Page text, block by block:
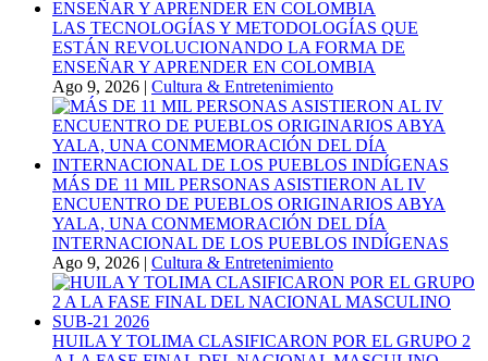
LAS TECNOLOGÍAS Y METODOLOGÍAS QUE
ESTÁN REVOLUCIONANDO LA FORMA DE
ENSEÑAR Y APRENDER EN COLOMBIA
Ago 9, 2026 | Cultura & Entretenimiento
MÁS DE 11 MIL PERSONAS ASISTIERON AL IV
ENCUENTRO DE PUEBLOS ORIGINARIOS ABYA
YALA, UNA CONMEMORACIÓN DEL DÍA
INTERNACIONAL DE LOS PUEBLOS INDÍGENAS
Ago 9, 2026 | Cultura & Entretenimiento
HUILA Y TOLIMA CLASIFICARON POR EL GRUPO 2